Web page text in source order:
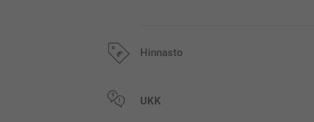
Hinnasto
Kaikki hinnat ovat euroina, sisältävät
UKK